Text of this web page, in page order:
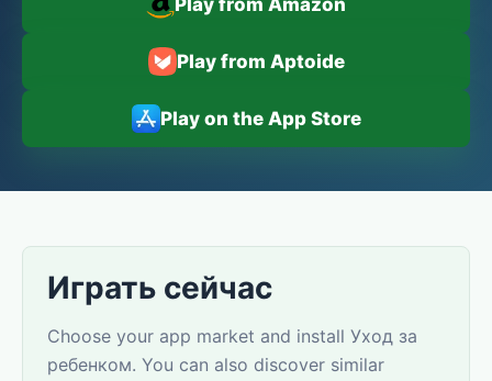
Play from Amazon
Play from Aptoide
Play on the App Store
Играть сейчас
Choose your app market and install Уход за
ребенком. You can also discover similar